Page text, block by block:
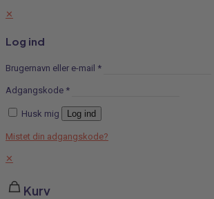
✕
Log ind
Brugernavn eller e-mail *
Adgangskode *
Husk mig Log ind
Mistet din adgangskode?
✕
Kurv